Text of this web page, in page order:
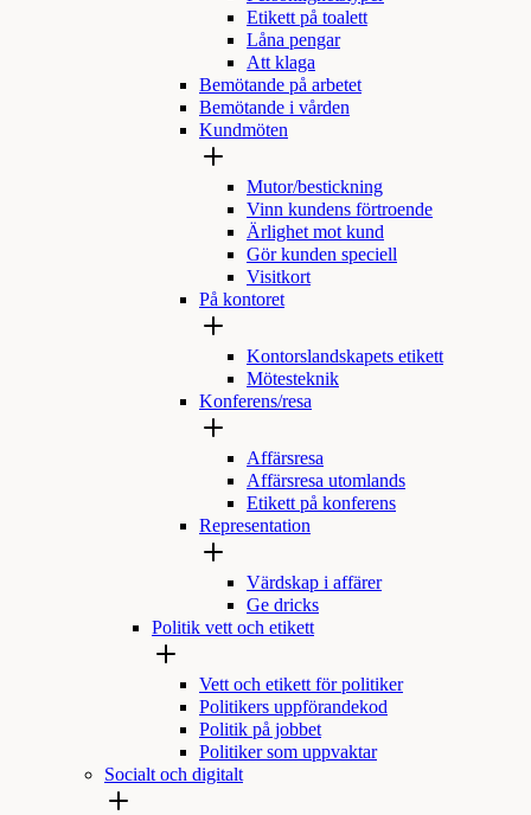
Etikett på toalett
Låna pengar
Att klaga
Bemötande på arbetet
Bemötande i vården
Kundmöten
Mutor/bestickning
Vinn kundens förtroende
Ärlighet mot kund
Gör kunden speciell
Visitkort
På kontoret
Kontorslandskapets etikett
Mötesteknik
Konferens/resa
Affärsresa
Affärsresa utomlands
Etikett på konferens
Representation
Värdskap i affärer
Ge dricks
Politik vett och etikett
Vett och etikett för politiker
Politikers uppförandekod
Politik på jobbet
Politiker som uppvaktar
Socialt och digitalt